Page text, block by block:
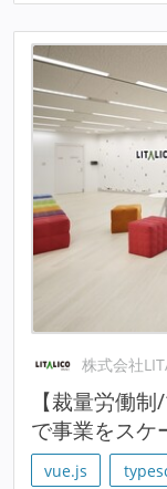
株式会社
【裁量労働
で事業をスケ
vue.js